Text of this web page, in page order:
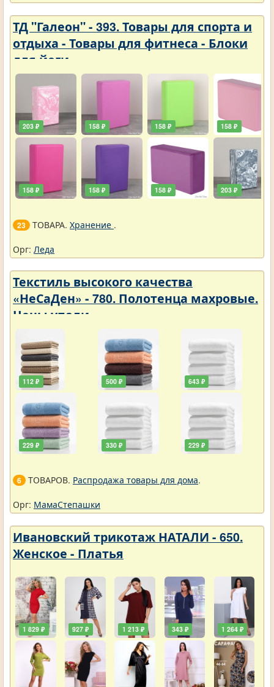
ТД "Галеон" - 393. Товары для спорта и
отдыха - Товары для фитнеса - Блоки
для йоги
203 ₽
158 ₽
158 ₽
158 ₽
158 ₽
158 ₽
158 ₽
203 ₽
23 ТОВАРА. Хранение .
Орг: Леда
Текстиль высокого качества
«НеСаДен» - 780. Полотенца махровые.
Цены упали
112 ₽
229 ₽
500 ₽
330 ₽
643 ₽
229 ₽
6 ТОВАРОВ. Распродажа товары для дома.
Орг: МамаСтепашки
Ивановский трикотаж НАТАЛИ - 650.
Женское - Платья
1 829 ₽ 927 ₽ 1 213 ₽ 343 ₽ 1 264 ₽